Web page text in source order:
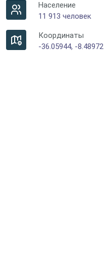
Население
11 913 человек
Координаты
-36.05944, -8.48972